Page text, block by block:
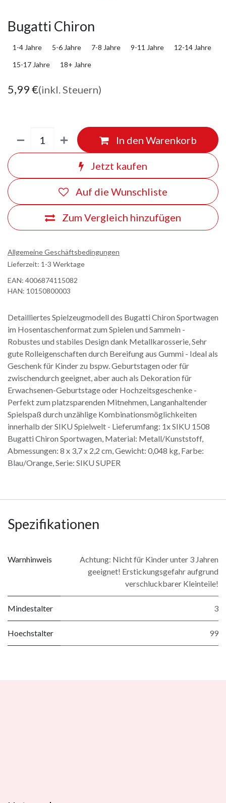
Bugatti Chiron
1-4 Jahre 5-6 Jahre 7-8 Jahre 9-11 Jahre
12-14 Jahre
15-17 Jahre
18+ Jahre
5,99€(inkl. Steuern)
In den Warenkorb
Jetzt kaufen
Zum Vergleich hinzufügen
Auf die Wunschliste
Allgemeine Geschäftsbedingungen
Lieferzeit: 1-3 Werktage
EAN: 4006874115082
HAN: 10150800003
Detailliertes Spielzeugmodell des Bugatti Chiron Sportwagen
im Hosentaschenformat zum Spielen und Sammeln -
Robustes und stabiles Design dank Metallkarosserie, Sehr
gute Rolleigenschaften durch Bereifung aus Gummi - Ideal als
Geschenk für Kinder zu bspw. Geburtstagen oder für
zwischendurch geeignet, aber auch als Dekoration für
Erwachsenen-Geburtstage oder Hochzeitsgeschenke -
Perfekt zum platzsparenden Mitnehmen, Langanhaltender
Spielspaß durch unzählige Kombinationsmöglichkeiten
innerhalb der SIKU Spielwelt - Lieferumfang: 1x SIKU 1508
Bugatti Chiron Sportwagen, Material: Metall/Kunststoff,
Abmessungen: 8 x 3,7 x 2,2 cm, Gewicht: 0,048 kg, Farbe:
Blau/Orange, Serie: SIKU SUPER
Spezifikationen
Warnhinweis
Achtung: Nicht für Kinder unter 3 Jahren
geeignet! Erstickungsgefahr aufgrund
verschluckbarer Kleinteile!
Mindestalter 3
Hoechstalter 99